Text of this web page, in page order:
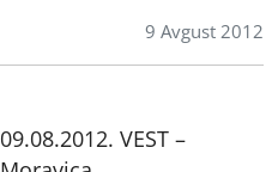
9 Avgust 2012
09.08.2012. VEST –